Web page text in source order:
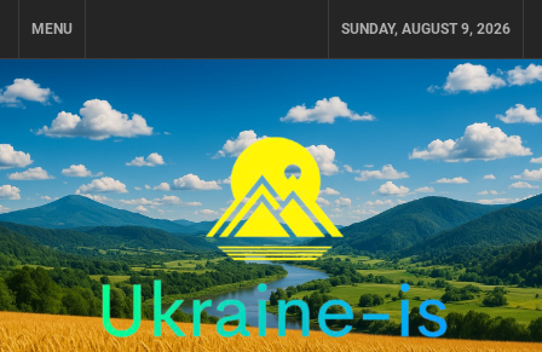
MENU SUNDAY, AUGUST 9, 2026